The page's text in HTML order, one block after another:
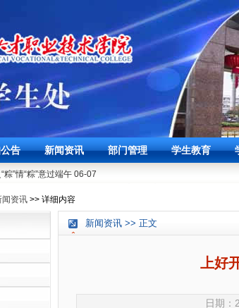
告 新闻资讯 部门管理 学生教育
展，筑牢安全底线┃我校召开3月学生工作例会03-27
技术学院第十六届“5.25”大学生心理健康节圆满落幕
园 | 厦门兴才学院就业普法宣讲活动顺利开展
展，筑牢安全底线┃我校召开3月学生工作例会
粽”情“粽”意过端午06-07
园 | 厦门兴才学院就业普法宣讲活动顺利开展
闻资讯 >> 详细内容
新闻资讯 >> 正文
上好
日期